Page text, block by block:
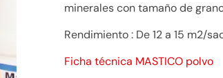
minerales con tamaño de
Rendimiento : De 12 a 15 m2/
Ficha técnica MASTICO polvo